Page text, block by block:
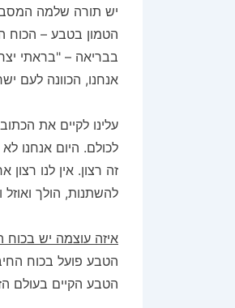
יש תורה שלמה
הטמון בטבע – הכוח
בבריאה – "בראתי
אנחנו, הכוונה לעם
עלינו לקיים את
לכולם. היום אנחנו
זה רצון. אין לנו
להשתנות, הולך ואוזל
איזה עוצמה יש
הטבע פועל בכוח
הטבע הקיים בעולם